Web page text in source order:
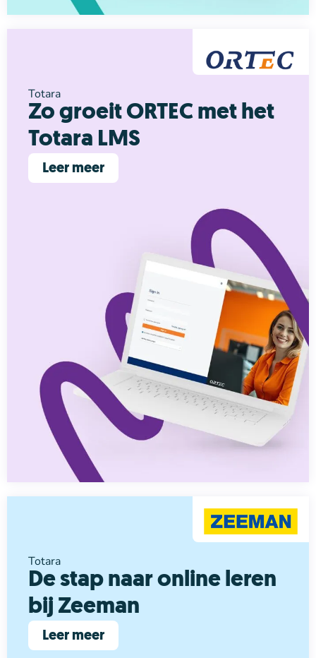
Totara
Zo groeit ORTEC met het
Totara LMS
Leer meer
Totara
De stap naar online leren
bij Zeeman
Leer meer